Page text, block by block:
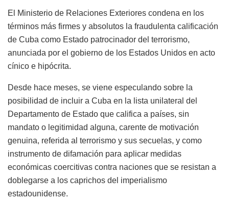
El Ministerio de Relaciones Exteriores condena en los
términos más firmes y absolutos la fraudulenta calificación
de Cuba como Estado patrocinador del terrorismo,
anunciada por el gobierno de los Estados Unidos en acto
cínico e hipócrita.
Desde hace meses, se viene especulando sobre la
posibilidad de incluir a Cuba en la lista unilateral del
Departamento de Estado que califica a países, sin
mandato o legitimidad alguna, carente de motivación
genuina, referida al terrorismo y sus secuelas, y como
instrumento de difamación para aplicar medidas
económicas coercitivas contra naciones que se resistan a
doblegarse a los caprichos del imperialismo
estadounidense.